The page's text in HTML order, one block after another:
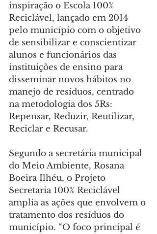
inspiração o Escola 100%
Reciclável, lançado em 2014
pelo município com o objetivo
de sensibilizar e conscientizar
alunos e funcionários das
instituições de ensino para
disseminar novos hábitos no
manejo de resíduos, centrado
na metodologia dos 5Rs:
Repensar, Reduzir, Reutilizar,
Reciclar e Recusar.
Segundo a secretária municipal
do Meio Ambiente, Rosana
Boeira Ilhéu, o Projeto
Secretaria 100% Reciclável
amplia as ações que envolvem o
tratamento dos resíduos do
município. “O foco principal é